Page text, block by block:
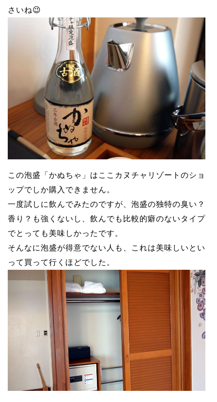
さいね😉
この泡盛「かぬちゃ」はここカヌチャリゾートのショ
ップでしか購入できません。
一度試しに飲んでみたのですが、泡盛の独特の臭い？
香り？も強くないし、飲んでも比較的癖のないタイプ
でとっても美味しかったです。
そんなに泡盛が得意でない人も、これは美味しいとい
って買って行くほどでした。